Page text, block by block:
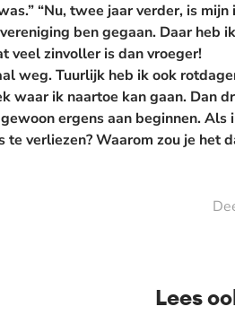
“Nu, twee jaar verder, is
ben gegaan. Daar heb
veel zinvoller is dan vroeger!
weg. Tuurlijk heb ik ook
waar ik naartoe kan gaan. Dan
ergens aan beginnen.
verliezen? Waarom zou je het
Lees